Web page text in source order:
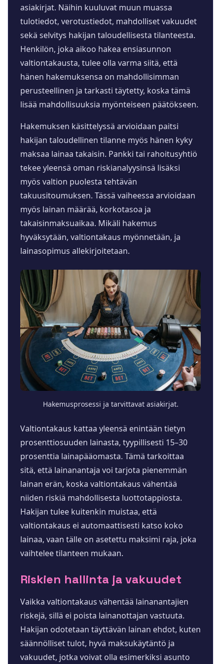
asiakirjat. Näihin kuuluvat muun muassa
tulotiedot, verotustiedot, mahdolliset vakuudet
sekä selvitys hakijan taloudellisesta tilanteesta.
Henkilön, joka aikoo hakea ensiasunnon
valtiontakausta, tulee olla varma siitä, että
hänen hakemuksensa on mahdollisimman
perusteellinen ja tarkasti täytetty, koska tämä
lisää mahdollisuuksia myönteiseen päätökseen.
Hakemuksen käsittelyssä arvioidaan paitsi
hakijan taloudellinen tilanne myös hänen kyky
maksaa lainaa takaisin. Pankki tai rahoitusyhtiö
tekee yleensä oman riskianalyysinsä lisäksi
myös valtion puolesta tehtävän
takuusitoumuksen. Tässä vaiheessa arvioidaan
myös lainan määrää, korkotasoa ja
takaisinmaksuaikaa. Mikäli hakemus
hyväksytään, valtiontakaus myönnetään, ja
lainasopimus allekirjoitetaan.
Hakemusprosessi ja tarvittavat asiakirjat.
Valtiontakaus kattaa yleensä enintään tietyn
prosenttiosuuden lainasta, tyypillisesti 15–30
prosenttia lainapääomasta. Tämä tarkoittaa
sitä, että lainanantaja voi tarjota pienemmän
lainan erän, koska valtiontakaus vähentää
niiden riskiä mahdollisesta luottotappiosta.
Hakijan tulee kuitenkin muistaa, että
valtiontakaus ei automaattisesti katso koko
lainaa, vaan tälle on asetettu maksimi raja, joka
vaihtelee tilanteen mukaan.
Riskien hallinta ja vakuudet
Vaikka valtiontakaus vähentää lainanantajien
riskejä, sillä ei poista lainanottajan vastuuta.
Hakijan odotetaan täyttävän lainan ehdot, kuten
säännölliset tulot, hyvä maksukäytäntö ja
vakuudet, jotka voivat olla esimerkiksi asunto